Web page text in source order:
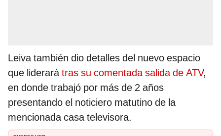
Leiva también dio detalles del nuevo espacio
que liderarátras su comentada salida de ATV,
en donde trabajó por más de 2 años
presentando el noticiero matutino de la
mencionada casa televisora.